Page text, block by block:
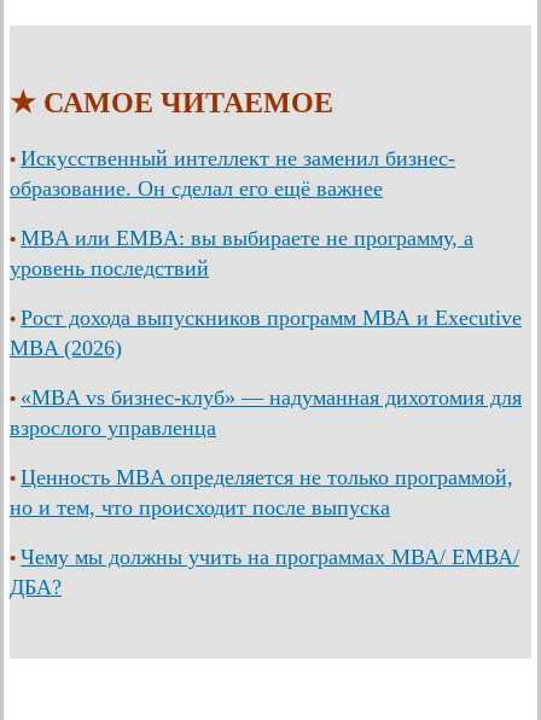
★ САМОЕ ЧИТАЕМОЕ
• Искусственный интеллект не заменил бизнес-
образование. Он сделал его ещё важнее
• MBA или EMBA: вы выбираете не программу, а
уровень последствий
• Рост дохода выпускников программ МВА и Executive
MBA (2026)
• «MBA vs бизнес-клуб» — надуманная дихотомия для
взрослого управленца
• Ценность MBA определяется не только программой,
но и тем, что происходит после выпуска
• Чему мы должны учить на программах МВА/ ЕМВА/
ДБА?